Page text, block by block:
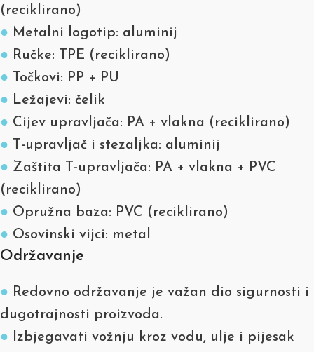
(reciklirano)
● Metalni logotip: aluminij
● Ručke: TPE (reciklirano)
● Točkovi: PP + PU
● Ležajevi: čelik
● Cijev upravljača: PA + vlakna (reciklirano)
● T-upravljač i stezaljka: aluminij
● Zaštita T-upravljača: PA + vlakna + PVC
(reciklirano)
● Opružna baza: PVC (reciklirano)
● Osovinski vijci: metal
Održavanje
● Redovno održavanje je važan dio sigurnosti i
dugotrajnosti proizvoda.
● Izbjegavati vožnju kroz vodu, ulje i pijesak